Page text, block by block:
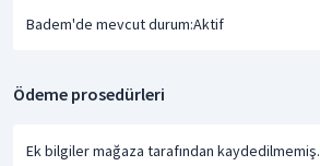
Badem'de mevcut durum:Aktif
Ödeme prosedürleri
Ek bilgiler mağaza tarafından kaydedilmemiş.